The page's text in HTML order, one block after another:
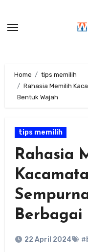
content
Home
tips memilih
Rahasia Memilih
Bentuk Wajah
tips memilih
Rahasia
Berbagai
22 April 2024